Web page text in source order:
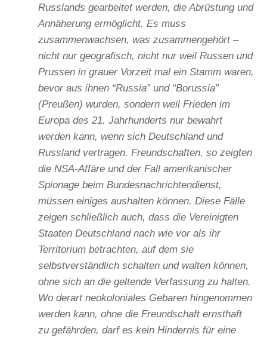
Russlands gearbeitet werden, die Abrüstung und
Annäherung ermöglicht. Es muss
zusammenwachsen, was zusammengehört –
nicht nur geografisch, nicht nur weil Russen und
Prussen in grauer Vorzeit mal ein Stamm waren,
bevor aus ihnen “Russia” und “Borussia”
(Preußen) wurden, sondern weil Frieden im
Europa des 21. Jahrhunderts nur bewahrt
werden kann, wenn sich Deutschland und
Russland vertragen. Freundschaften, so zeigten
die NSA-Affäre und der Fall amerikanischer
Spionage beim Bundesnachrichtendienst,
müssen einiges aushalten können. Diese Fälle
zeigen schließlich auch, dass die Vereinigten
Staaten Deutschland nach wie vor als ihr
Territorium betrachten, auf dem sie
selbstverständlich schalten und walten können,
ohne sich an die geltende Verfassung zu halten.
Wo derart neokoloniales Gebaren hingenommen
werden kann, ohne die Freundschaft ernsthaft
zu gefährden, darf es kein Hindernis für eine